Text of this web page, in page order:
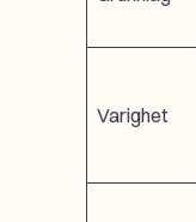
Varighet